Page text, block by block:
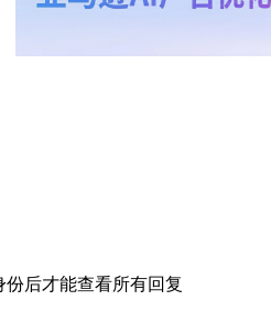
后才能查看所有回复